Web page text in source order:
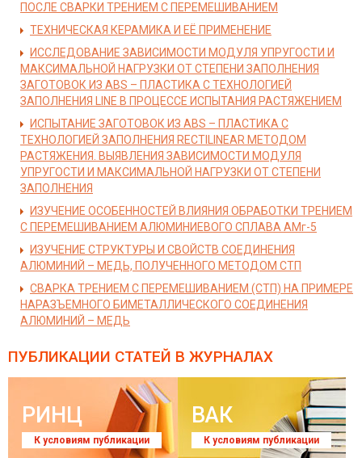
ПОСЛЕ СВАРКИ ТРЕНИЕМ С ПЕРЕМЕШИВАНИЕМ
ТЕХНИЧЕСКАЯ КЕРАМИКА И ЕЁ ПРИМЕНЕНИЕ
ИССЛЕДОВАНИЕ ЗАВИСИМОСТИ МОДУЛЯ УПРУГОСТИ И
МАКСИМАЛЬНОЙ НАГРУЗКИ ОТ СТЕПЕНИ ЗАПОЛНЕНИЯ
ЗАГОТОВОК ИЗ ABS – ПЛАСТИКА С ТЕХНОЛОГИЕЙ
ЗАПОЛНЕНИЯ LINE В ПРОЦЕССЕ ИСПЫТАНИЯ РАСТЯЖЕНИЕМ
ИСПЫТАНИЕ ЗАГОТОВОК ИЗ ABS – ПЛАСТИКА С
ТЕХНОЛОГИЕЙ ЗАПОЛНЕНИЯ RECTILINEAR МЕТОДОМ
РАСТЯЖЕНИЯ. ВЫЯВЛЕНИЯ ЗАВИСИМОСТИ МОДУЛЯ
УПРУГОСТИ И МАКСИМАЛЬНОЙ НАГРУЗКИ ОТ СТЕПЕНИ
ЗАПОЛНЕНИЯ
ИЗУЧЕНИЕ ОСОБЕННОСТЕЙ ВЛИЯНИЯ ОБРАБОТКИ ТРЕНИЕМ
С ПЕРЕМЕШИВАНИЕМ АЛЮМИНИЕВОГО СПЛАВА АМг-5
ИЗУЧЕНИЕ СТРУКТУРЫ И СВОЙСТВ СОЕДИНЕНИЯ
АЛЮМИНИЙ – МЕДЬ, ПОЛУЧЕННОГО МЕТОДОМ СТП
СВАРКА ТРЕНИЕМ С ПЕРЕМЕШИВАНИЕМ (СТП) НА ПРИМЕРЕ
НАРАЗЪЕМНОГО БИМЕТАЛЛИЧЕСКОГО СОЕДИНЕНИЯ
АЛЮМИНИЙ – МЕДЬ
ПУБЛИКАЦИИ СТАТЕЙ В ЖУРНАЛАХ
РИНЦ
К условиям публикации
ВАК
К условиям публикации